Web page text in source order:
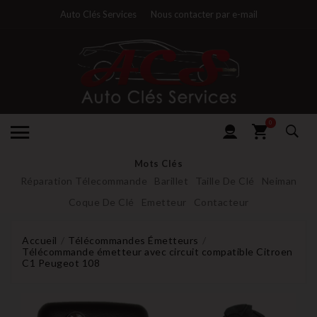
Auto Clés Services Nous contacter par e-mail
0
Mots Clés
Réparation Télecommande Barillet Taille De Clé
Neiman
Coque De Clé
Emetteur Contacteur
Accueil
Télécommandes Émetteurs
Télécommande émetteur avec circuit compatible Citroen
C1 Peugeot 108